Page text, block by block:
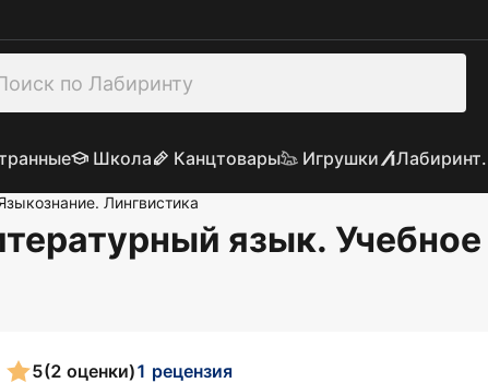
Школа Канцтовары Игрушки
Лингвистика
язык.
5(2 оценки)1 рецензия